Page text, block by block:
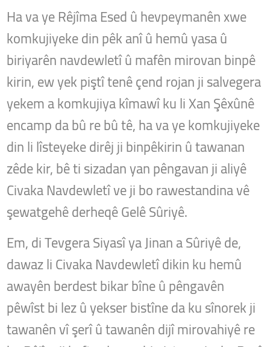
Ha va ye Rêjîma Esed û hevpeymanên xwe
komkujiyeke din pêk anî û hemû yasa û
biriyarên navdewletî û mafên mirovan binpê
kirin, ew yek piştî tenê çend rojan ji salvegera
yekem a komkujiya kîmawî ku li Xan Şêxûnê
encamp da bû re bû tê, ha va ye komkujiyeke
din li lîsteyeke dirêj ji binpêkirin û tawanan
zêde kir, bê ti sizadan yan pêngavan ji aliyê
Civaka Navdewletî ve ji bo rawestandina vê
şewatgehê derheqê Gelê Sûriyê.
Em, di Tevgera Siyasî ya Jinan a Sûriyê de,
dawaz li Civaka Navdewletî dikin ku hemû
awayên berdest bikar bîne û pêngavên
pêwîst bi lez û yekser bistîne da ku sînorek ji
tawanên vî şerî û tawanên dijî mirovahiyê re